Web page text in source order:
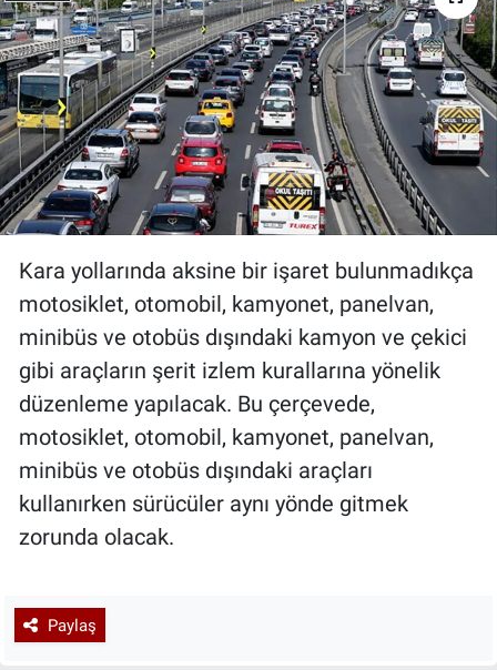
Kara yollarında aksine bir işaret bulunmadıkça
motosiklet, otomobil, kamyonet, panelvan,
minibüs ve otobüs dışındaki kamyon ve çekici
gibi araçların şerit izlem kurallarına yönelik
düzenleme yapılacak. Bu çerçevede,
motosiklet, otomobil, kamyonet, panelvan,
minibüs ve otobüs dışındaki araçları
kullanırken sürücüler aynı yönde gitmek
zorunda olacak.
Paylaş